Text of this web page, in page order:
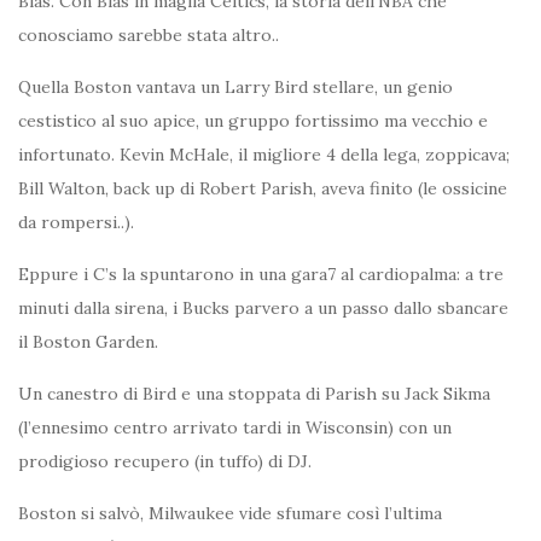
conosciamo sarebbe stata altro..
Quella Boston vantava un Larry Bird stellare, un genio
cestistico al suo apice, un gruppo fortissimo ma vecchio e
infortunato. Kevin McHale, il migliore 4 della lega, zoppicava;
Bill Walton, back up di Robert Parish, aveva finito (le ossicine
da rompersi..).
Eppure i C’s la spuntarono in una gara7 al cardiopalma: a tre
minuti dalla sirena, i Bucks parvero a un passo dallo sbancare
il Boston Garden.
Un canestro di Bird e una stoppata di Parish su Jack Sikma
(l’ennesimo centro arrivato tardi in Wisconsin) con un
prodigioso recupero (in tuffo) di DJ.
Boston si salvò, Milwaukee vide sfumare così l’ultima